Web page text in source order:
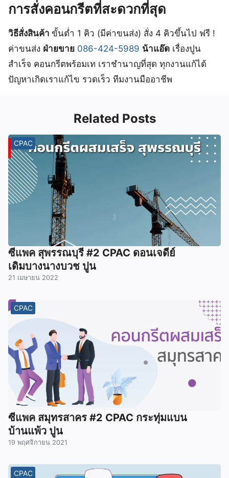
การสั่งคอนกรีตที่สะดวกที่สุด
วิธีสั่งสินค้า ขั้นต่ำ 1 คิว (มีค่าขนส่ง) สั่ง 4 คิวขึ้นไป ฟรี !
ค่าขนส่ง ฝ่ายขาย 086-424-5989 น้าแอ๊ด เรื่องปูน
สำเร็จ คอนกรีตพร้อมเท เราชำนาญที่สุด ทุกงานแก้ได้
ปัญหาเกิดเราแก้ไข รวดเร็ว ทีมงานมืออาชีพ
Related Posts
CPAC
ซีแพค สุพรรณบุรี #2 CPAC ดอนเจดีย์
เดิมบางนางบวช ปูน
21 เมษายน 2022
CPAC
ซีแพค สมุทรสาคร #2 CPAC กระทุ่มแบน
บ้านแพ้ว ปูน
19 พฤศจิกายน 2021
CPAC